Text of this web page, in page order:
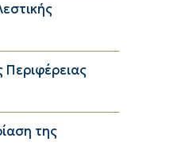
Περιφέρειας
της